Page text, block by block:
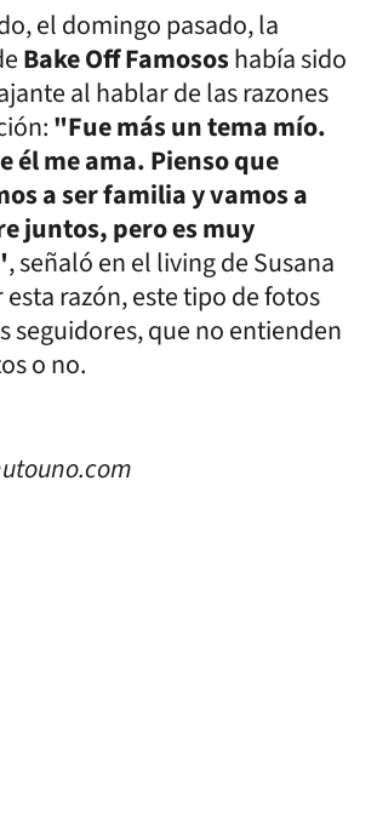
el domingo pasado, la
Bake Off Famososhabía sido
al hablar de las razones
"Fue más un tema mío.
él me ama. Pienso que
a ser familia y vamos a
juntos, pero es muy
, señaló en el living de Susana
esta razón, este tipo de fotos
seguidores, que no entienden
o no.